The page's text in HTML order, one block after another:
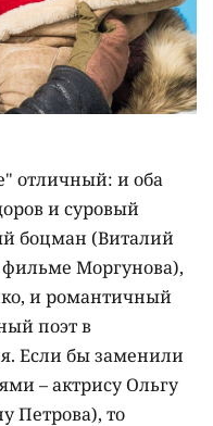
отличный: и оба
и суровый
боцман (Виталий
Моргунова),
и романтичный
поэт в
Если бы заменили
– актрису Ольгу
Петрова), то